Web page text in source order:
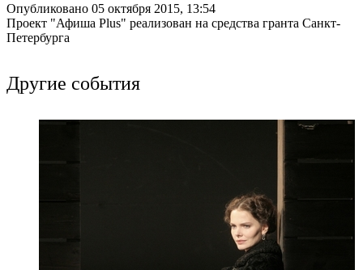
Опубликовано 05 октября 2015, 13:54
Проект "Афиша Plus" реализован на средства гранта Санкт-
Петербурга
Другие события